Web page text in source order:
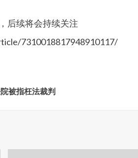
后续将会持续关注
7310018817948910117/
被指枉法裁判